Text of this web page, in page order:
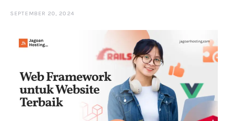
SEPTEMBER 20, 2024